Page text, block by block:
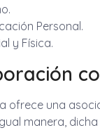
Personal.
y Física.
ofrece una
manera,